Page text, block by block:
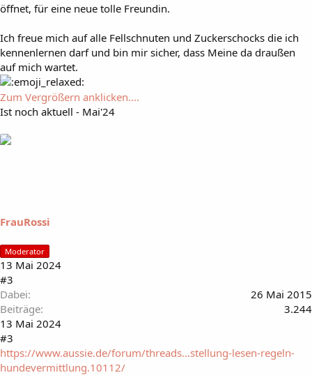
öffnet, für eine neue tolle Freundin.
Ich freue mich auf alle Fellschnuten und Zuckerschocks die ich
kennenlernen darf und bin mir sicher, dass Meine da draußen
auf mich wartet.
Zum Vergrößern anklicken....
Ist noch aktuell - Mai'24
FrauRossi
Moderator
13 Mai 2024
#3
Dabei
26 Mai 2015
Beiträge
3.244
13 Mai 2024
#3
https://www.aussie.de/forum/threads...stellung-lesen-regeln-
hundevermittlung.10112/